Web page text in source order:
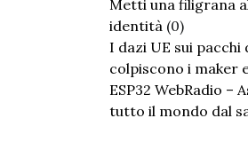
Metti una filigrana
identità (0)
I dazi UE sui pacchi
colpiscono i maker
ESP32 WebRadio –
tutto il mondo dal